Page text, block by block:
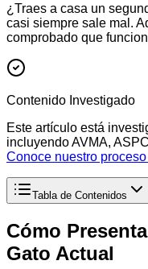
¿Traes a casa un
casi siempre sale mal.
comprobado que
Contenido Investigado
Este artículo está
incluyendo AVMA,
Conoce nuestro
Tabla de Contenidos
Cómo
Gato Actual